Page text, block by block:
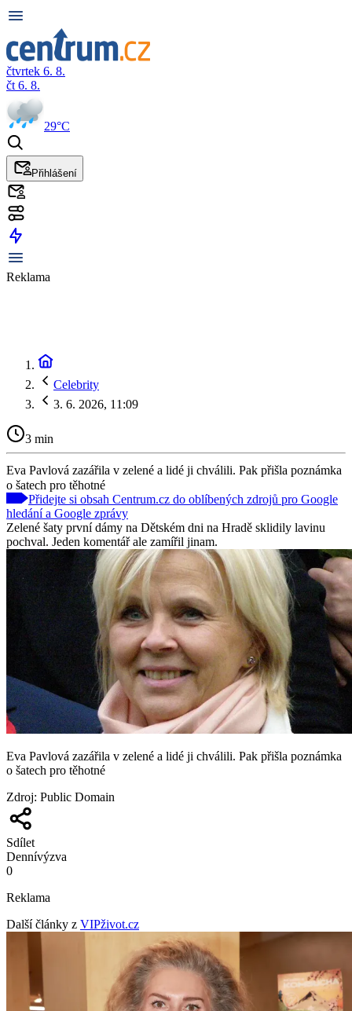
čtvrtek 6. 8.
čt 6. 8.
29°C
Přihlášení
Reklama
Celebrity
3. 6. 2026, 11:09
3 min
Eva Pavlová zazářila v zelené a lidé ji chválili. Pak přišla poznámka
o šatech pro těhotné
Přidejte si obsah Centrum.cz do oblíbených zdrojů pro Google
hledání a Google zprávy
Zelené šaty první dámy na Dětském dni na Hradě sklidily lavinu
pochval. Jeden komentář ale zamířil jinam.
Eva Pavlová zazářila v zelené a lidé ji chválili. Pak přišla poznámka
o šatech pro těhotné
Zdroj: Public Domain
Sdílet
Dennívýzva
0
Reklama
Další články z VIPživot.cz